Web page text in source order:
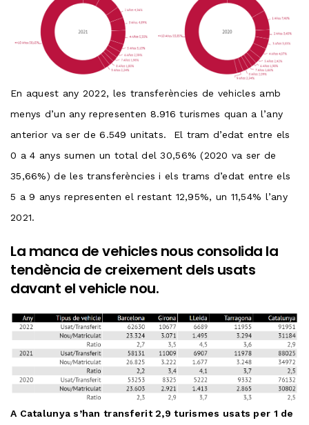
En aquest any 2022, les transferències de vehicles amb
menys d’un any representen 8.916 turismes quan a l’any
anterior va ser de 6.549 unitats. El tram d’edat entre els
0 a 4 anys sumen un total del 30,56% (2020 va ser de
35,66%) de les transferències i els trams d’edat entre els
5 a 9 anys representen el restant 12,95%, un 11,54% l’any
2021.
La manca de vehicles nous consolida la
tendència de creixement dels usats
davant el vehicle nou.
A Catalunya s’han transferit 2,9 turismes usats per 1 de